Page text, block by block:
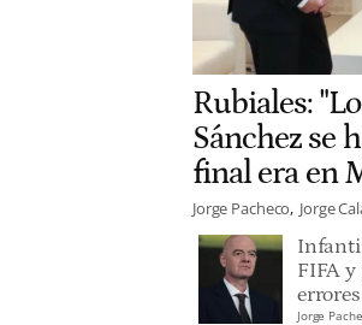
Rubiales:
Sánchez se
final era en
Jorge Pacheco Jorge
FIFA y
Jorge